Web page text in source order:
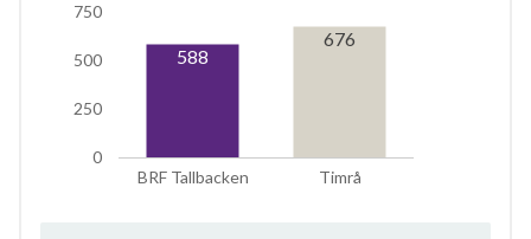
12
lägenheter
BRF Tallbacken Timrå
0
250
500
750
588
676